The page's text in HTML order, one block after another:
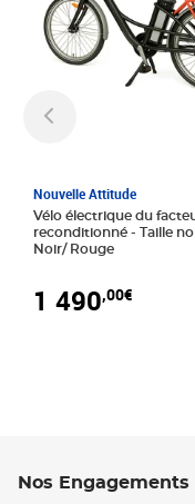
Nouvelle Attitude
Vélo électrique du
reconditionné - Taille normale -
Noir/ Rouge
1 490,00€
Nos Engagements